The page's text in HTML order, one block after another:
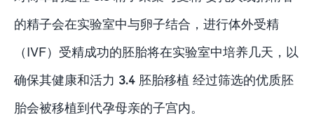
的精子会在实验室中与卵子结合，进行体外受精
（IVF）受精成功的胚胎将在实验室中培养几天，以
确保其健康和活力 3.4 胚胎移植 经过筛选的优质胚
胎会被移植到代孕母亲的子宫内。